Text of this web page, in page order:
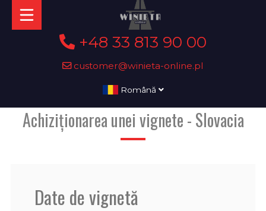
+48 33 813 90 00
customer@winieta-online.pl
Română
Achiziționarea unei vignete - Slovacia
Date de vignetă